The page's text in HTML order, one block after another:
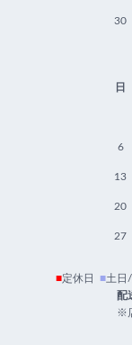
30
日
6
13
20
27
■定休日 ■土日
配
※